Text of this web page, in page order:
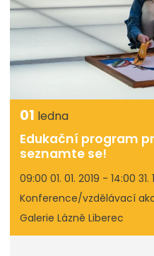
01 ledna
Edukační program
seznamte se!
09:00 01. 01. 2019 - 14:00 31.
Konference/vzdělávací
Galerie Lázně Liberec